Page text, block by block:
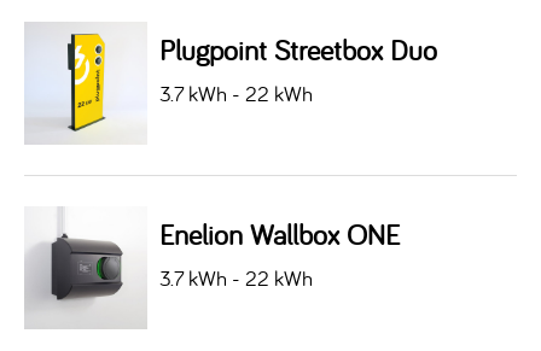
Plugpoint Streetbox Duo
3.7 kWh - 22 kWh
Enelion Wallbox ONE
3.7 kWh - 22 kWh